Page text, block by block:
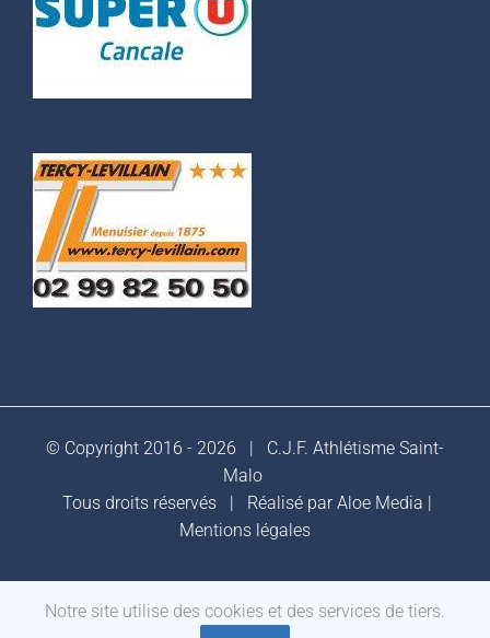
© Copyright 2016 - 2026 | C.J.F. Athlétisme Saint-
Malo
Tous droits réservés | Réalisé parAloe Media
Mentions légales
Facebook
Notre site utilise des cookies et des services de tiers.